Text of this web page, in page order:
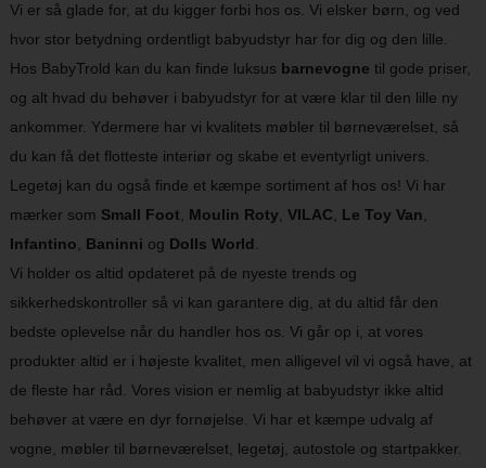
Vi er så glade for, at du kigger forbi hos os. Vi elsker børn, og ved
hvor stor betydning ordentligt babyudstyr har for dig og den lille.
Hos BabyTrold kan du kan finde luksus barnevogne til gode priser,
og alt hvad du behøver i babyudstyr for at være klar til den lille ny
ankommer. Ydermere har vi kvalitets møbler til børneværelset, så
du kan få det flotteste interiør og skabe et eventyrligt univers.
Legetøj kan du også finde et kæmpe sortiment af hos os! Vi har
mærker som Small Foot, Moulin Roty, VILAC, Le Toy Van,
Infantino, Baninni og Dolls World.
Vi holder os altid opdateret på de nyeste trends og
sikkerhedskontroller så vi kan garantere dig, at du altid får den
bedste oplevelse når du handler hos os. Vi går op i, at vores
produkter altid er i højeste kvalitet, men alligevel vil vi også have, at
de fleste har råd. Vores vision er nemlig at babyudstyr ikke altid
behøver at være en dyr fornøjelse. Vi har et kæmpe udvalg af
vogne, møbler til børneværelset, legetøj, autostole og startpakker.